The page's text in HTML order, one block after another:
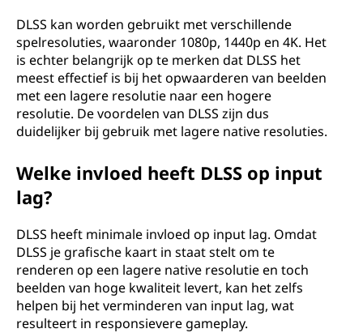
DLSS kan worden gebruikt met verschillende
spelresoluties, waaronder 1080p, 1440p en 4K. Het
is echter belangrijk op te merken dat DLSS het
meest effectief is bij het opwaarderen van beelden
met een lagere resolutie naar een hogere
resolutie. De voordelen van DLSS zijn dus
duidelijker bij gebruik met lagere native resoluties.
Welke invloed heeft DLSS op input
lag?
DLSS heeft minimale invloed op input lag. Omdat
DLSS je grafische kaart in staat stelt om te
renderen op een lagere native resolutie en toch
beelden van hoge kwaliteit levert, kan het zelfs
helpen bij het verminderen van input lag, wat
resulteert in responsievere gameplay.